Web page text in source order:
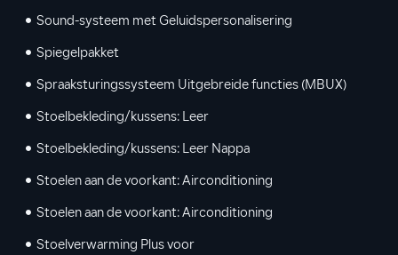
Sound-systeem met Geluidspersonalisering
Spiegelpakket
Spraaksturingssysteem Uitgebreide functies (MBUX)
Stoelbekleding/kussens: Leer
Stoelbekleding/kussens: Leer Nappa
Stoelen aan de voorkant: Airconditioning
Stoelen aan de voorkant: Airconditioning
Stoelverwarming Plus voor